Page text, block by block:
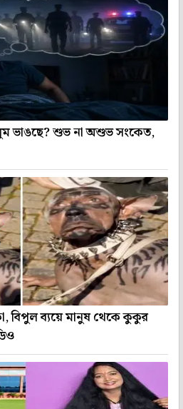
ঘুম ভাঙছে? শুভ না অশুভ সংকেত,
বিপুল ব্যয়ে মানুষ থেকে কুকুর